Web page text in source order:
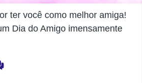
ter você como melhor amiga!
Dia do Amigo imensamente